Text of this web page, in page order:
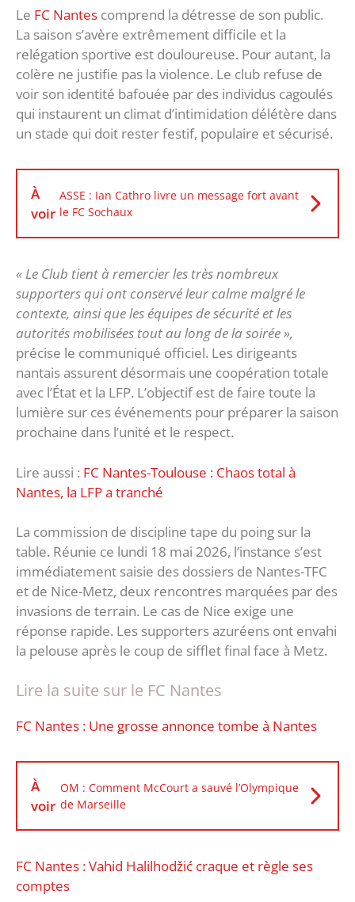
Le FC Nantes comprend la détresse de son public.
La saison s’avère extrêmement difficile et la
relégation sportive est douloureuse. Pour autant, la
colère ne justifie pas la violence. Le club refuse de
voir son identité bafouée par des individus cagoulés
qui instaurent un climat d’intimidation délétère dans
un stade qui doit rester festif, populaire et sécurisé.
À
voir
ASSE : Ian Cathro livre un message fort avant
le FC Sochaux
« Le Club tient à remercier les très nombreux
supporters qui ont conservé leur calme malgré le
contexte, ainsi que les équipes de sécurité et les
autorités mobilisées tout au long de la soirée »,
précise le communiqué officiel. Les dirigeants
nantais assurent désormais une coopération totale
avec l’État et la LFP. L’objectif est de faire toute la
lumière sur ces événements pour préparer la saison
prochaine dans l’unité et le respect.
Lire aussi : FC Nantes-Toulouse : Chaos total à
Nantes, la LFP a tranché
La commission de discipline tape du poing sur la
table. Réunie ce lundi 18 mai 2026, l’instance s’est
immédiatement saisie des dossiers de Nantes-TFC
et de Nice-Metz, deux rencontres marquées par des
invasions de terrain. Le cas de Nice exige une
réponse rapide. Les supporters azuréens ont envahi
la pelouse après le coup de sifflet final face à Metz.
Lire la suite sur le FC Nantes
FC Nantes : Une grosse annonce tombe à Nantes
À
voir
OM : Comment McCourt a sauvé l’Olympique
de Marseille
‎FC Nantes : Vahid Halilhodžić craque et règle ses
comptes